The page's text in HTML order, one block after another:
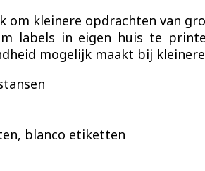
om kleinere opdrachten van
labels in eigen huis te
mogelijk maakt bij
blanco etiketten